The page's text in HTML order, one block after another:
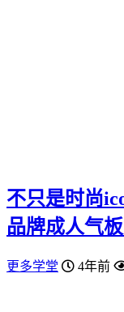
不只是时尚
品牌成人气
更多学堂 4年前